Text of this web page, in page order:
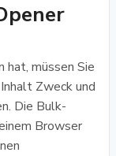
hat, müssen Sie
Zweck und
Die Bulk-
Browser